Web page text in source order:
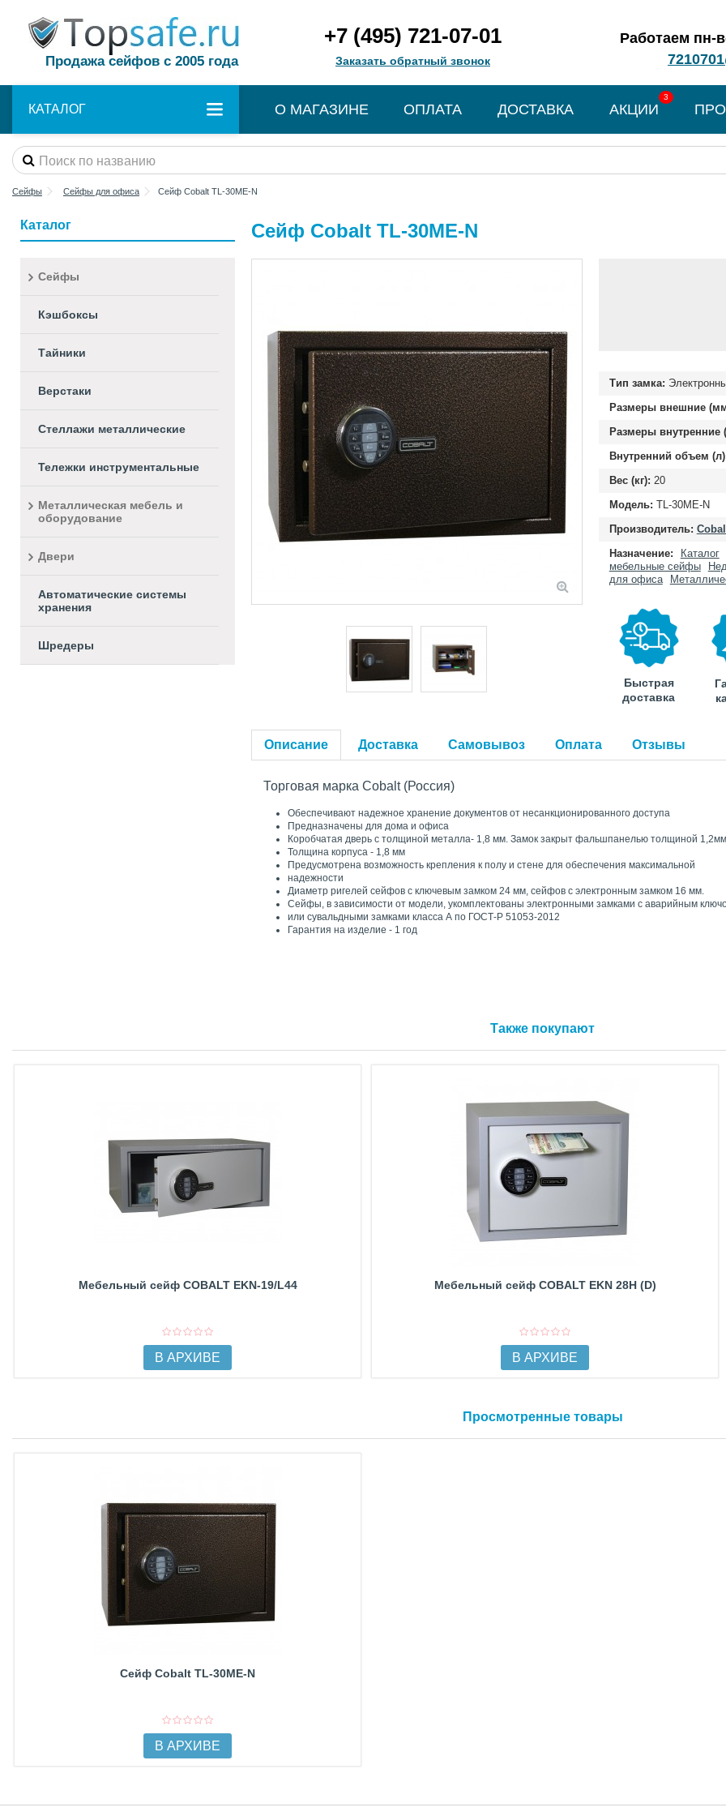
Продажа сейфов с 2005 года
Работаем пн-
+7 (495) 721-07-01
Заказать обратный звонок
КАТАЛОГ О МАГАЗИНЕ ОПЛАТА ДОСТАВКА
3
АКЦИИ
Сейфы Сейфы для офиса Сейф Cobalt TL-30ME-N
Каталог
Сейфы
Кэшбоксы
Тайники
Верстаки
Стеллажи металлические
Тележки инструментальные
Металлическая мебель и
оборудование
Двери
Автоматические системы
хранения
Шредеры
Сейф Cobalt TL-30ME-N
Тип замка:
Размеры внешние
Размеры внутренние
Внутренний объем
Вес (кг): 20
Модель: TL-30ME-N
Производитель:
Назначение:
Каталог
мебельные сейфы
для офиса
Быстрая
доставка
Описание Доставка Самовывоз Оплата Отзывы
Торговая марка Cobalt (Россия)
Обеспечивают надежное хранение документов от несанкционированного доступа
Предназначены для дома и офиса
Коробчатая дверь с толщиной металла- 1,8 мм. Замок закрыт фальшпанелью толщиной
Толщина корпуса - 1,8 мм
Предусмотрена возможность крепления к полу и стене для обеспечения максимальной
надежности
Диаметр ригелей сейфов с ключевым замком 24 мм, сейфов с электронным замком 16 мм.
Сейфы, в зависимости от модели, укомплектованы электронными замками с аварийным
или сувальдными замками класса А по ГОСТ-Р 51053-2012
Гарантия на изделие - 1 год
Также покупают
Мебельный сейф COBALT EKN-19/L44
В АРХИВЕ
Мебельный сейф COBALT EKN 28H (D)
В АРХИВЕ
Просмотренные товары
Сейф Cobalt TL-30ME-N
В АРХИВЕ